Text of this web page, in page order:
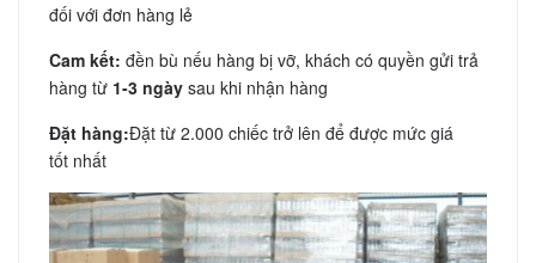
đối với đơn hàng lẻ
Cam kết: đền bù nếu hàng bị vỡ, khách có quyền gửi trả
hàng từ 1-3 ngày sau khi nhận hàng
Đặt hàng:Đặt từ 2.000 chiếc trở lên để được mức giá
tốt nhất